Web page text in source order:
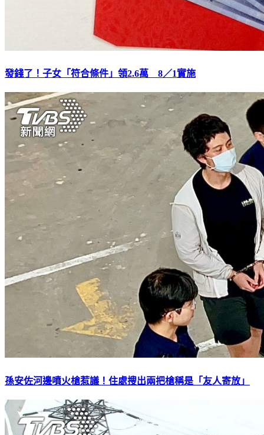
發錢了！子女「符合條件」領2.6萬 8／1實施
孫安佐河邊噴火槍惹議！住處搜出兩把槍稱是「友人寄放」